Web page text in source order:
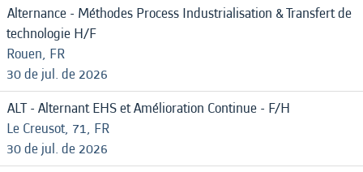
Alternance - Méthodes Process Industrialisation & Transfert de
technologie H/F
Rouen, FR
30 de jul. de 2026
ALT - Alternant EHS et Amélioration Continue - F/H
Le Creusot, 71, FR
30 de jul. de 2026